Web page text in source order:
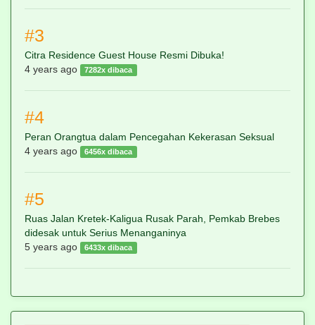
#3
Citra Residence Guest House Resmi Dibuka!
4 years ago
7282x dibaca
#4
Peran Orangtua dalam Pencegahan Kekerasan Seksual
4 years ago
6456x dibaca
#5
Ruas Jalan Kretek-Kaligua Rusak Parah, Pemkab Brebes
didesak untuk Serius Menanganinya
5 years ago
6433x dibaca